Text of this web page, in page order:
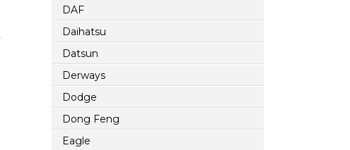
DAF
Daihatsu
Datsun
Derways
Dodge
Dong Feng
Eagle